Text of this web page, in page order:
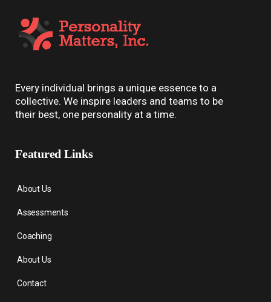
Every individual brings a unique essence to a
collective. We inspire leaders and teams to be
their best, one personality at a time.
Featured Links
About Us
Assessments
Coaching
About Us
Contact